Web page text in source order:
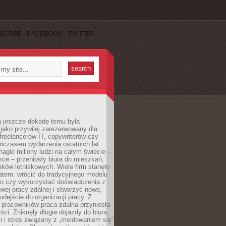
FACEBOOK TWITTER
jeszcze dekadę temu była
przywilej zarezerwowany dla
IT, copywriterów czy
wydarzenia ostatnich lat
miliony ludzi na całym świecie –
– przeniosły biura do mieszkań,
letniskowych. Wiele firm stanęło
wrócić do tradycyjnego modelu
czy wykorzystać doświadczenia z
pracy zdalnej i stworzyć nowe,
do organizacji pracy. Z
praca zdalna przyniosła
Zniknęły długie dojazdy do biura,
i stres związany z „meldowaniem się”